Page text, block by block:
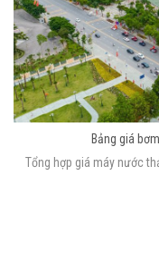
Bảng giá
Tổng hợp giá máy nước